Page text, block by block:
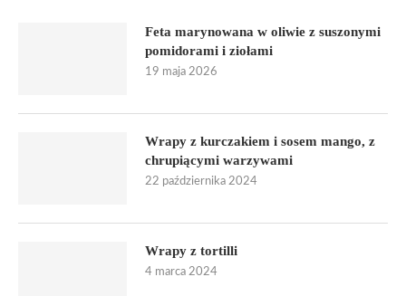
Feta marynowana w oliwie z suszonymi
pomidorami i ziołami
19 maja 2026
Wrapy z kurczakiem i sosem mango, z
chrupiącymi warzywami
22 października 2024
Wrapy z tortilli
4 marca 2024